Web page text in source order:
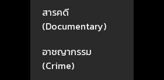
สารคดี
(Documentary)
อาชญากรรม
(Crime)